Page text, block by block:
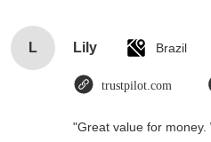
L Lily Brazil
trustpilot.com
"Great value for